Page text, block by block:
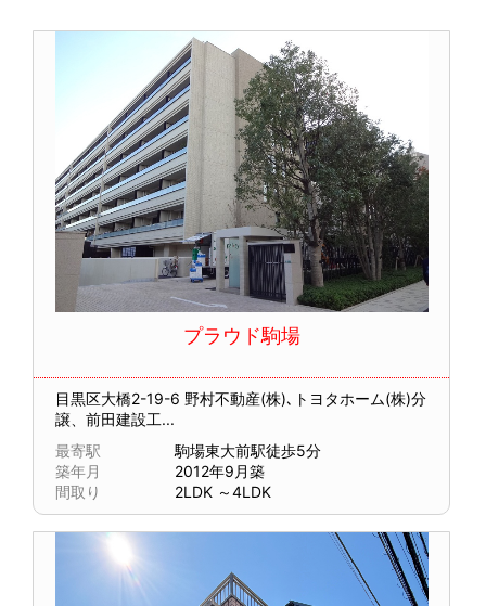
プラウド駒場
目黒区大橋2-19-6 野村不動産(株)､トヨタホーム(株)分
譲、前田建設工...
最寄駅
駒場東大前駅徒歩5分
築年月
2012年9月築
間取り
2LDK ～4LDK